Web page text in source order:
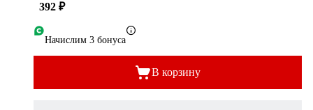
392 ₽
Начислим 3 бонуса
В корзину